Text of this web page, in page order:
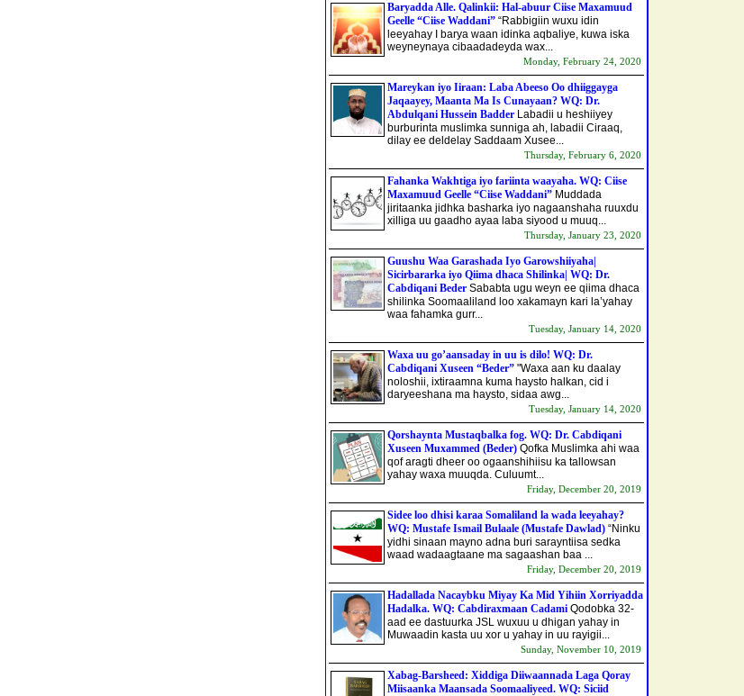
Baryadda Alle. Qalinkii: Hal-abuur Ciise Maxamuud
Geelle “Ciise Waddani” “Rabbigiin wuxu idin
leeyahay I barya waan idinka aqbaliye, kuwa iska
weyneynaya cibaadadeyda wax...
Monday, February 24, 2020
Mareykan iyo Iiraan: Laba Abeeso Oo dhiiggayga
Jaqaayey, Maanta Ma Is Cunayaan? WQ: Dr.
Abdulqani Hussein Badder Labadii u heshiiyey
burburinta muslimka sunniga ah, labadii Ciraaq,
dilay ee deldelay Saddaam Xusee...
Thursday, February 6, 2020
Fahanka Wakhtiga iyo fariinta waayaha. WQ: Ciise
Maxamuud Geelle “Ciise Waddani” Muddada
jiritaanka jidhka basharka iyo nagaanshaha ruuxdu
xilliga uu gaadho ayaa laba siyood u muuq...
Thursday, January 23, 2020
Guushu Waa Garashada Iyo Garowshiiyaha|
Sicirbararka iyo Qiima dhaca Shilinka| WQ: Dr.
Cabdiqani Beder Sababta ugu weyn ee qiima dhaca
shilinka Soomaaliland loo xakamayn kari la’yahay
waa fahamka gurr...
Tuesday, January 14, 2020
Waxa uu go’aansaday in uu is dilo! WQ: Dr.
Cabdiqani Xuseen “Beder” "Waxa aan ku daalay
noloshii, ixtiraamna kuma haysto halkan, cid i
daryeeshana ma haysto, sidaa awg...
Tuesday, January 14, 2020
Qorshaynta Mustaqbalka fog. WQ: Dr. Cabdiqani
Xuseen Muxammed (Beder) Qofka Muslimka ahi waa
qof aragti dheer oo ogaanshihiisu ka tallowsan
yahay waxa muuqda. Culuumt...
Friday, December 20, 2019
Sidee loo dhisi karaa Somaliland la wada leeyahay?
WQ: Mustafe Ismail Bulaale (Mustafe Dawlad) “Ninku
yidhi sinaan mayno adna buri sarayntiisa sedka
waad wadaagtaane ma sagaashan baa ...
Friday, December 20, 2019
Hadallada Nacaybku Miyay Ka Mid Yihiin Xorriyadda
Hadalka. WQ: Cabdiraxmaan Cadami Qodobka 32-
aad ee dastuurka JSL wuxuu u dhigan yahay in
Muwaadin kasta uu xor u yahay in uu rayigii...
Sunday, November 10, 2019
Xabag-Barsheed: Xiddiga Diiwaannada Laga Qoray
Miisaanka Maansada Soomaaliyeed. WQ: Siciid